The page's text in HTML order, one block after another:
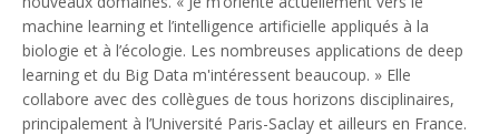
machine learning et l’intelligence artificielle appliqués à la
biologie et à l’écologie. Les nombreuses applications de deep
learning et du Big Data m'intéressent beaucoup. » Elle
collabore avec des collègues de tous horizons disciplinaires,
principalement à l’Université Paris-Saclay et ailleurs en France.